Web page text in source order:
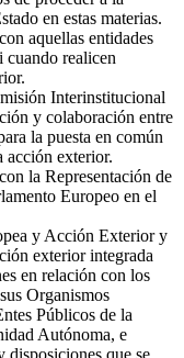
en estas materias.
aquellas entidades
cuando realicen
Interinstitucional
y colaboración entre
la puesta en común
acción exterior.
la Representación de
Europeo en el
y Acción Exterior y
exterior integrada
en relación con los
Organismos
Públicos de la
Autónoma, e
disposiciones que se